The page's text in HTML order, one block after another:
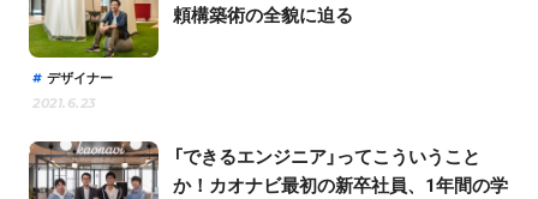
頼構築術の全貌に迫る
デザイナー
2021.6.23
「できるエンジニア」ってこういうこと
か！カオナビ最初の新卒社員、1年間の学